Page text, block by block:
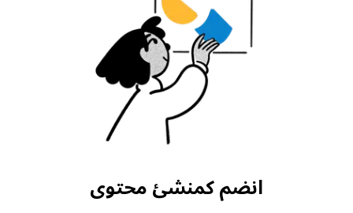
انضم كمنشئ محتوى